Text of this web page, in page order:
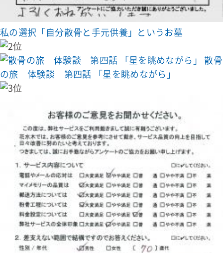
私の選択「自分散骨と手元供養」というお墓
散骨
の旅 体験談 第四話 「星を眺めながら」